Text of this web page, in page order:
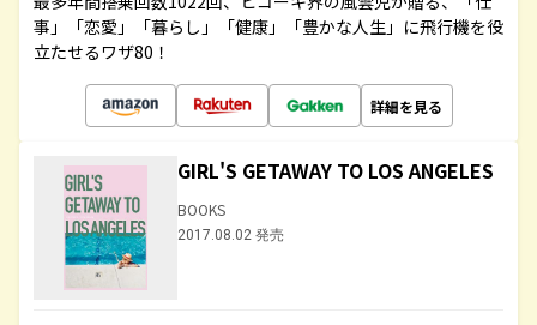
事」「恋愛」「暮らし」「健康」「豊かな人生」に飛行機を役
立たせるワザ80！
詳細を見る
GIRL'S GETAWAY TO LOS ANGELES
BOOKS
2017.08.02 発売